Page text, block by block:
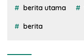
berita utama
berita